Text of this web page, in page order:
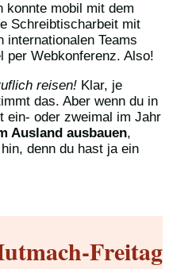
konnte mobil mit dem
Schreibtischarbeit mit
internationalen Teams
per Webkonferenz. Also!
reisen! Klar, je
das. Aber wenn du in
ein- oder zweimal im Jahr
Ausland ausbauen,
denn du hast ja ein
Freitag